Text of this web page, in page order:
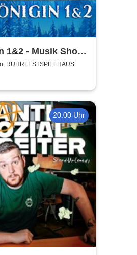
1&2 - Musik Show
RUHRFESTSPIELHAUS
20:00 Uhr